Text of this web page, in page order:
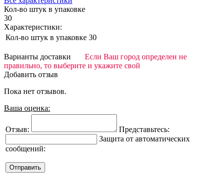
Кол-во штук в упаковке
30
Характеристики:
Кол-во штук в упаковке 30
Варианты доставки
Если Ваш город определен не
правильно, то выберите и укажите свой
Добавить отзыв
Пока нет отзывов.
Ваша оценка:
Отзыв:
Представьтесь:
Защита от автоматических
сообщений: